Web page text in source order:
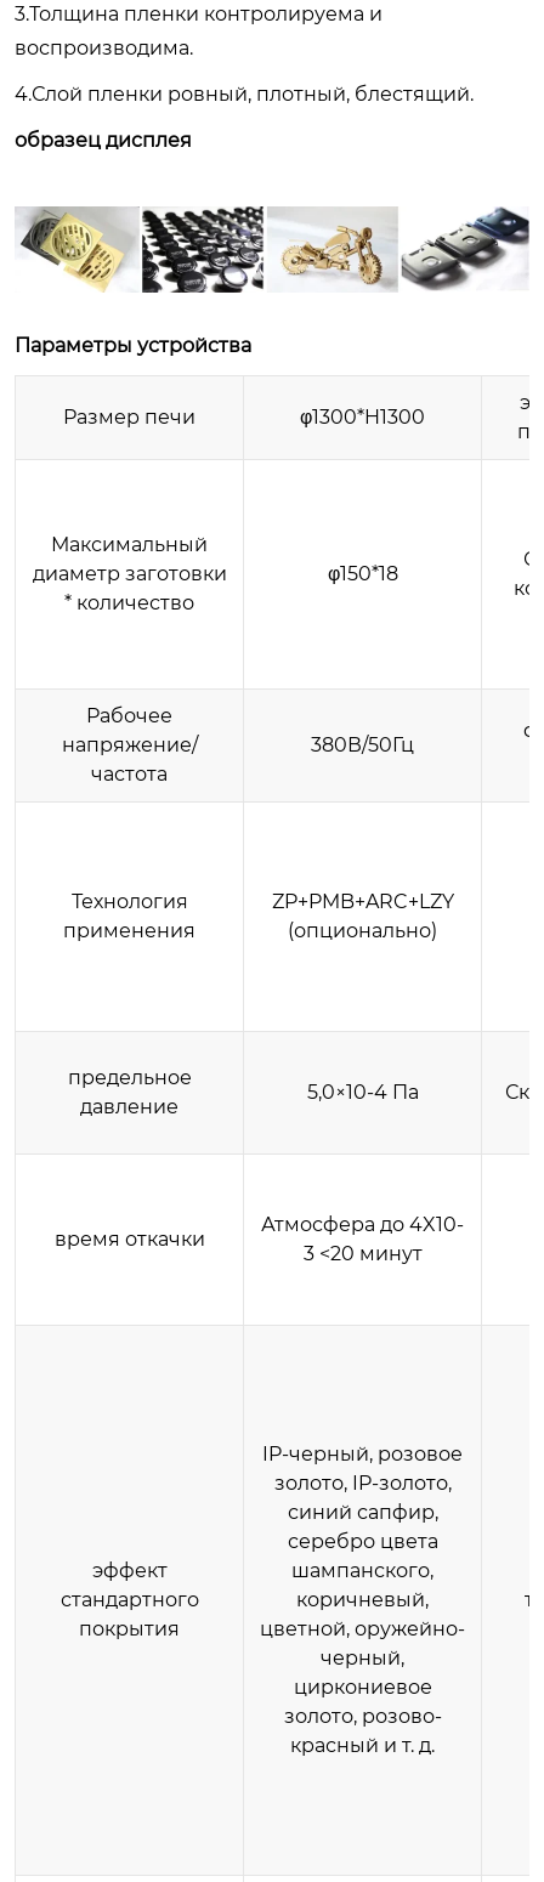
3.Толщина пленки контролируема и
воспроизводима.
4.Слой пленки ровный, плотный, блестящий.
образец дисплея
Параметры устройства
Размер печи φ1300*H1300
Максимальный
диаметр заготовки
* количество
φ150*18
Рабочее
напряжение/
частота
380В/50Гц
Технология
применения
ZP+PMB+ARC+LZY
(опционально)
предельное
давление
5,0×10-4 Па
время откачки
Атмосфера до 4X10-
3 <20 минут
эффект
стандартного
покрытия
IP-черный, розовое
золото, IP-золото,
синий сапфир,
серебро цвета
шампанского,
коричневый,
цветной, оружейно-
черный,
циркониевое
золото, розово-
красный и т. д.